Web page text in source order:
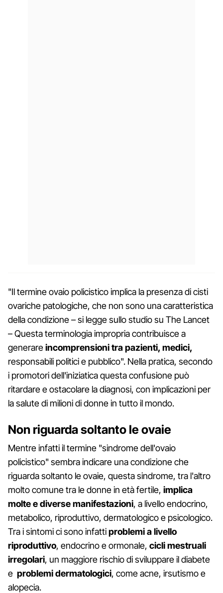
"Il termine ovaio policistico implica la presenza di cisti
ovariche patologiche, che non sono una caratteristica
della condizione – si legge sullo studio su The Lancet
– Questa terminologia impropria contribuisce a
generareincomprensioni tra pazienti, medici,
responsabili politici e pubblico". Nella pratica, secondo
i promotori dell'iniziatica questa confusione può
ritardare e ostacolare la diagnosi, con implicazioni per
la salute di milioni di donne in tutto il mondo.
Non riguarda soltanto le ovaie
Mentre infatti il termine "sindrome dell'ovaio
policistico" sembra indicare una condizione che
riguarda soltanto le ovaie, questa sindrome, tra l'altro
molto comune tra le donne in età fertile, implica
molte e diverse manifestazioni, a livello endocrino,
metabolico, riproduttivo, dermatologico e psicologico.
Tra i sintomi ci sono infattiproblemi a livello
riproduttivo, endocrino e ormonale, cicli mestruali
irregolari, un maggiore rischio di sviluppare il diabete
e problemi dermatologici, come acne, irsutismo e
alopecia.